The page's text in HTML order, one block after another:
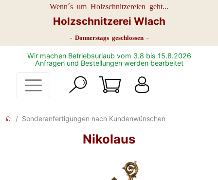
Wenn´s um Holzschnitzereien geht...
Holzschnitzerei Wlach
- Donnerstags geschlossen -
Wir machen Betriebsurlaub vom 3.8 bis 15.8.2026
Anfragen und Bestellungen werden bearbeitet
Sonderanfertigungen nach Kundenwünschen
Nikolaus